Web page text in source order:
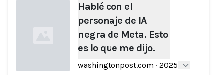
Hablé con el
personaje de IA
negra de Meta. Esto
es lo que me dijo.
washingtonpost.com · 2025